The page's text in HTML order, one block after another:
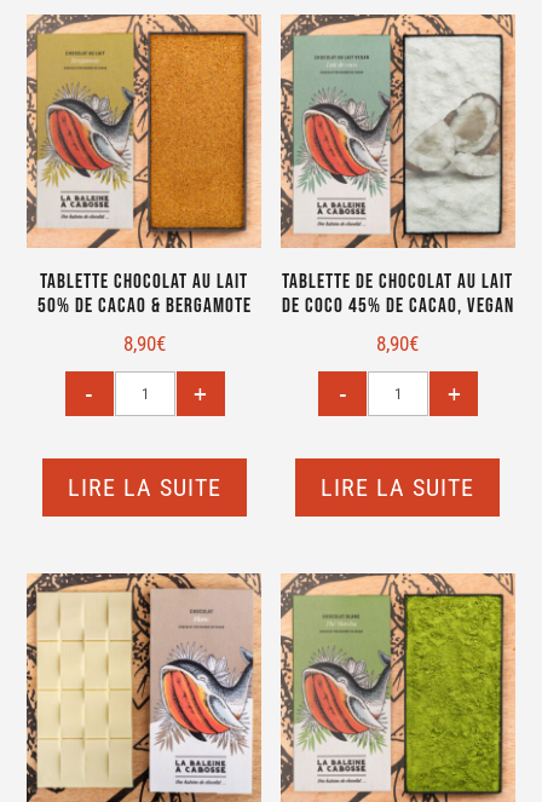
Tablette chocolat au lait
50% de cacao & bergamote
8,90€
LIRE LA SUITE
Tablette de chocolat au lait
de coco 45% de cacao, vegan
8,90€
LIRE LA SUITE